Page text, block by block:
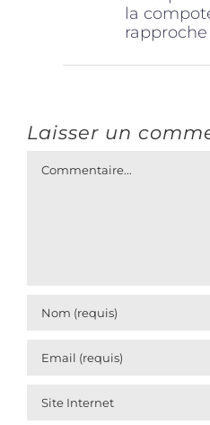
la
Laisser un